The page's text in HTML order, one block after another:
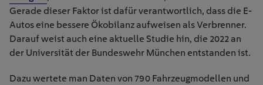
Gerade dieser Faktor ist dafür verantwortlich, dass die E-
Autos eine bessere Ökobilanz aufweisen als Verbrenner.
Darauf weist auch eine aktuelle Studie hin, die 2022 an
der Universität der Bundeswehr München entstanden ist.
Dazu wertete man Daten von 790 Fahrzeugmodellen und